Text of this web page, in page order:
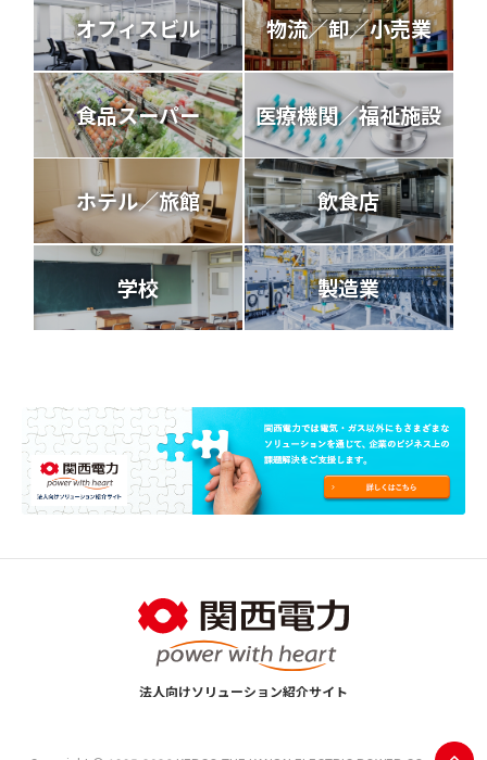
オフィスビル 物流／卸／小売業
食品スーパー 医療機関／福祉施設
ホテル／旅館 飲食店
学校 製造業
法人向けソリューション紹介サイト